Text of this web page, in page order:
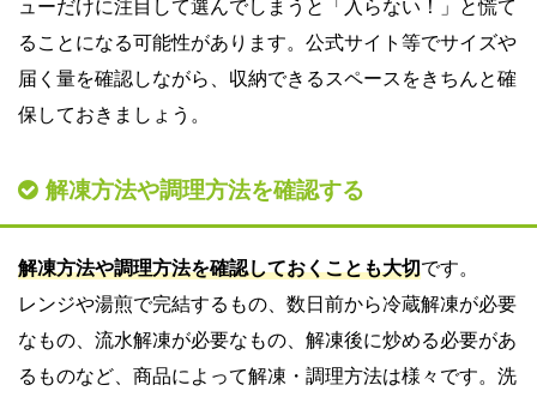
ューだけに注目して選んでしまうと「入らない！」と慌て
ることになる可能性があります。公式サイト等でサイズや
届く量を確認しながら、収納できるスペースをきちんと確
保しておきましょう。
解凍方法や調理方法を確認する
解凍方法や調理方法を確認しておくことも大切です。
レンジや湯煎で完結するもの、数日前から冷蔵解凍が必要
なもの、流水解凍が必要なもの、解凍後に炒める必要があ
るものなど、商品によって解凍・調理方法は様々です。洗